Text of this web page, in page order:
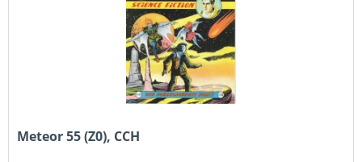
Meteor 55 (Z0), CCH